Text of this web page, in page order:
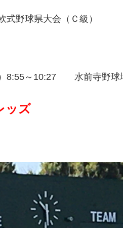
式野球県大会（Ｃ級）
）8:55～10:27 水前寺野球
ズ